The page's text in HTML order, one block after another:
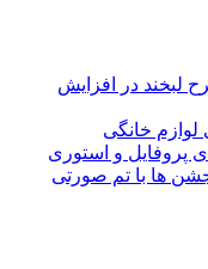
لبخند در افزایش
لوازم خانگی
پروفایل و استوری
ها با تم صورتی